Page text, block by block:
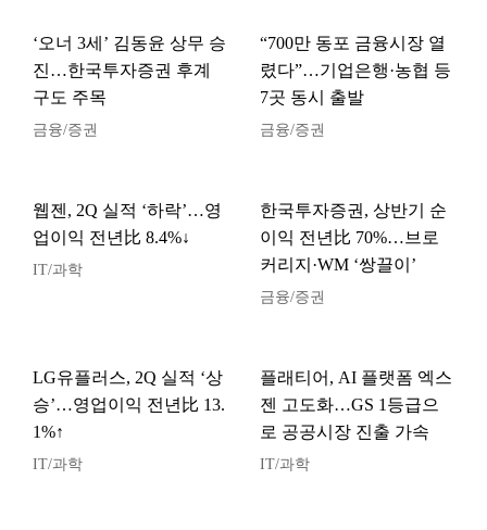
‘오너 3세’ 김동윤 상무 승
진…한국투자증권 후계
구도 주목
금융/증권
“700만 동포 금융시장 열
렸다”…기업은행·농협 등
7곳 동시 출발
금융/증권
웹젠, 2Q 실적 ‘하락’…영
업이익 전년比 8.4%↓
IT/과학
한국투자증권, 상반기 순
이익 전년比 70%…브로
커리지·WM ‘쌍끌이’
금융/증권
LG유플러스, 2Q 실적 ‘상
승’…영업이익 전년比 13.
1%↑
IT/과학
플래티어, AI 플랫폼 엑스
젠 고도화…GS 1등급으
로 공공시장 진출 가속
IT/과학